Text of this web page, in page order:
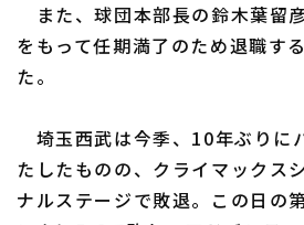
また、球団本部長の鈴木葉留
をもって任期満了のため退職す
た。
埼玉西武は今季、10年ぶりに
たしたものの、クライマックス
ナルステージで敗退。この日の